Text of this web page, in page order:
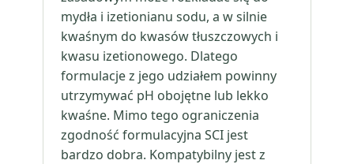
mydła i izetionianu sodu, a w silnie
kwaśnym do kwasów tłuszczowych i
kwasu izetionowego. Dlatego
formulacje z jego udziałem powinny
utrzymywać pH obojętne lub lekko
kwaśne. Mimo tego ograniczenia
zgodność formulacyjna SCI jest
bardzo dobra. Kompatybilny jest z